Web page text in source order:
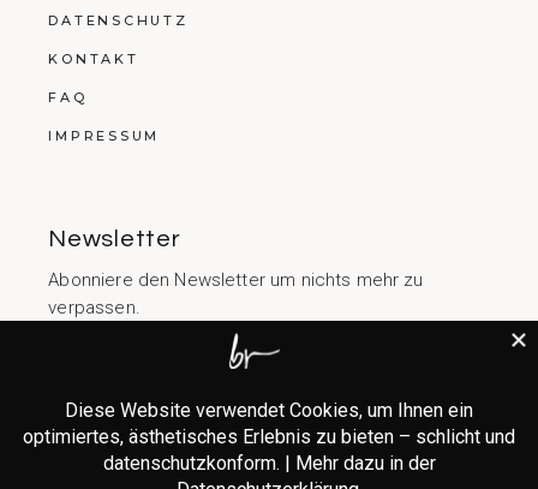
DATENSCHUTZ
KONTAKT
FAQ
IMPRESSUM
Newsletter
Abonniere den Newsletter um nichts mehr zu
verpassen.